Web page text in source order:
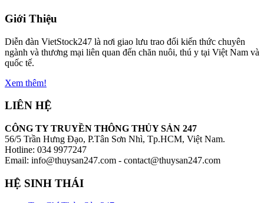
Giới Thiệu
Diễn đàn VietStock247 là nơi giao lưu trao đổi kiến thức chuyên
ngành và thương mại liên quan đến chăn nuôi, thú y tại Việt Nam và
quốc tế.
Xem thêm!
LIÊN HỆ
CÔNG TY TRUYỀN THÔNG THỦY SẢN 247
56/5 Trần Hưng Đạo, P.Tân Sơn Nhì, Tp.HCM, Việt Nam.
Hotline: 034 9977247
Email: info@thuysan247.com - contact@thuysan247.com
HỆ SINH THÁI